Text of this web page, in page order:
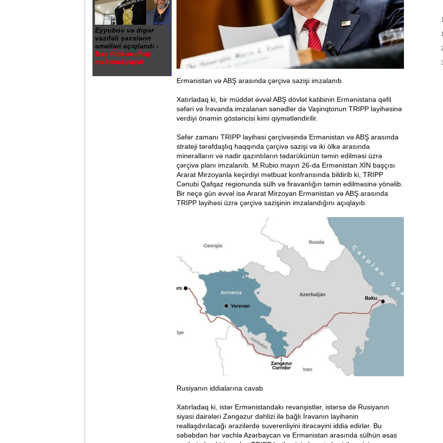
Eyyubov və digər
vəzifəli şəxslərin
əməlləri açıqlandı -
Baş Prokurorluq
məlumat yaydı
Ermənistan və ABŞ arasında çərçivə sazişi imzalanıb
Xatırladaq ki, bir müddət əvvəl ABŞ dövlət katibinin Ermənistana qəfil
səfəri və İrəvanda imzalanan sənədlər də Vaşinqtonun TRIPP layihəsinə
verdiyi önəmin göstəricisi kimi qiymətləndirilir.
Səfər zamanı TRIPP layihəsi çərçivəsində Ermənistan və ABŞ arasında
strateji tərəfdaşlıq haqqında çərçivə sazişi və iki ölkə arasında
mineralların və nadir qazıntıların tədarükünün təmin edilməsi üzrə
çərçivə planı imzalanıb. M.Rubio mayın 26-da Ermənistan XİN başçısı
Ararat Mirzoyanla keçirdiyi mətbuat konfransında bildirib ki, TRIPP
Cənubi Qafqaz regionunda sülh və firavanlığın təmin edilməsinə yönəlib.
Bir neçə gün əvvəl isə Ararat Mirzoyan Ermənistan və ABŞ arasında
TRIPP layihəsi üzrə çərçivə sazişinin imzalandığını açıqlayıb.
Rusiyanın iddialarına cavab
Xatırladaq ki, istər Ermənistandakı revanşistlər, istərsə də Rusiyanın
siyasi dairələri Zəngəzur dəhlizi ilə bağlı İrəvanın layihənin
reallaşdırılacağı ərazilərdə suverenliyini itirəcəyini iddia edirlər. Bu
səbəbdən hər vəchlə Azərbaycan və Ermənistan arasında sülhün əsas